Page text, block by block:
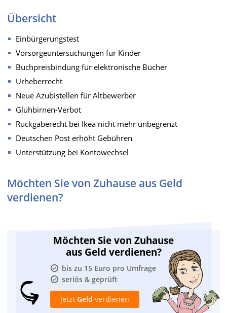
Übersicht
Einbürgerungstest
Vorsorgeuntersuchungen für Kinder
Buchpreisbindung für elektronische Bücher
Urheberrecht
Neue Azubistellen für Altbewerber
Glühbirnen-Verbot
Rückgaberecht bei Ikea nicht mehr unbegrenzt
Deutschen Post erhöht Gebühren
Unterstützung bei Kontowechsel
Möchten Sie von Zuhause aus Geld
verdienen?
Möchten Sie von Zuhause
aus Geld verdienen?
bis zu 15 Euro pro Umfrage
seriös & geprüft
Jetzt Geld verdienen